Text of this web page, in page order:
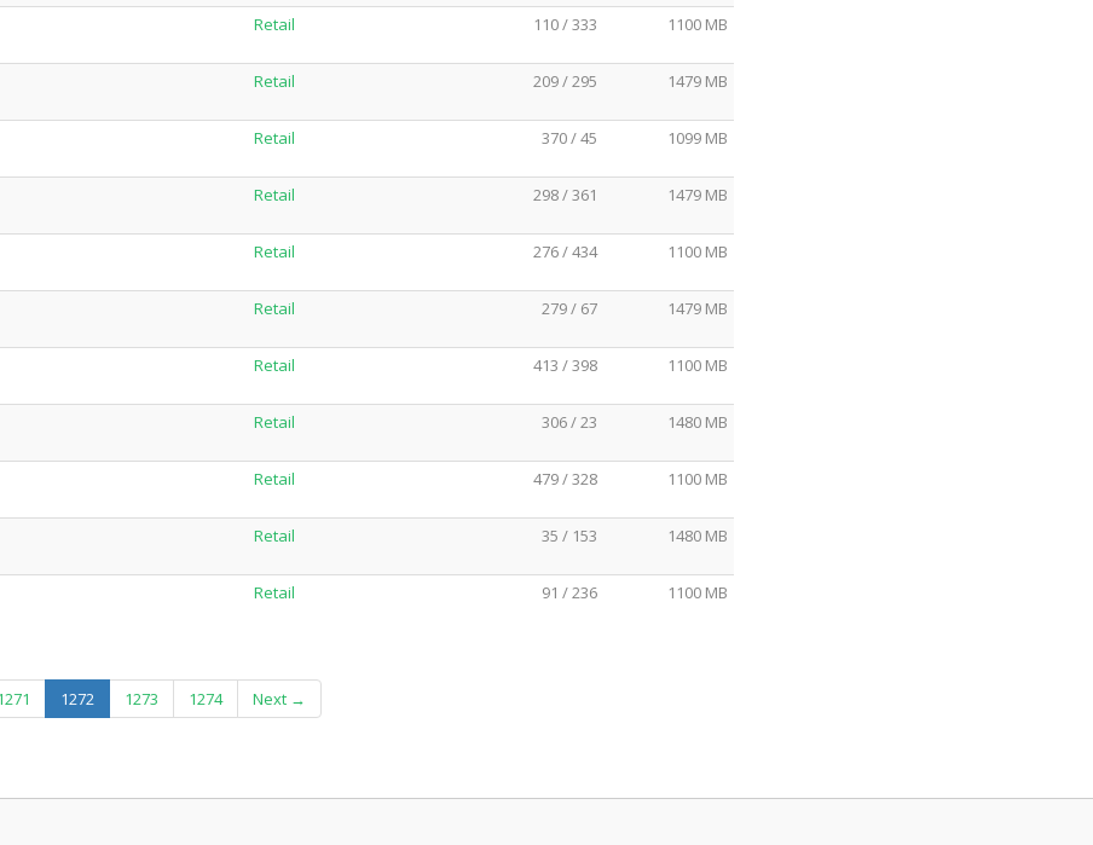
Retail 110 / 333 1100 MB
Retail 209 / 295 1479 MB
Retail 370 / 45 1099 MB
Retail 298 / 361 1479 MB
Retail 276 / 434 1100 MB
Retail 279 / 67 1479 MB
Retail 413 / 398 1100 MB
Retail 306 / 23 1480 MB
Retail 479 / 328 1100 MB
Retail 35 / 153 1480 MB
Retail 91 / 236 1100 MB
1272 (current)
1273 1274 Next →